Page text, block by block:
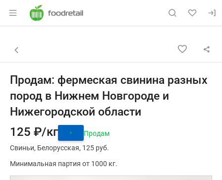
Раздел навигации по сайту
Объявление: Продам:
Навигация и управление объявлением
Назад к списку объявлений
Продам: фермеская свинина разных
пород в Нижнем Новгороде и
Нижегородской области
125 ₽/кг
Продам
Свиньи Белорусская 125 руб.
Минимальная партия от 1000 кг.